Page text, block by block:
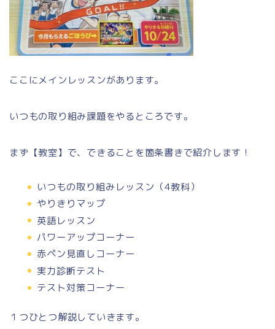
ここにメインレッスンがあります。
いつもの取り組み課題をやるところです。
まず【教室】で、できることを箇条書きで紹介します！
いつもの取り組みレッスン（4教科）
やりきりマップ
英語レッスン
パワーアップコーナー
赤ペン見直しコーナー
実力診断テスト
テスト対策コーナー
１つひとつ解説していきます。